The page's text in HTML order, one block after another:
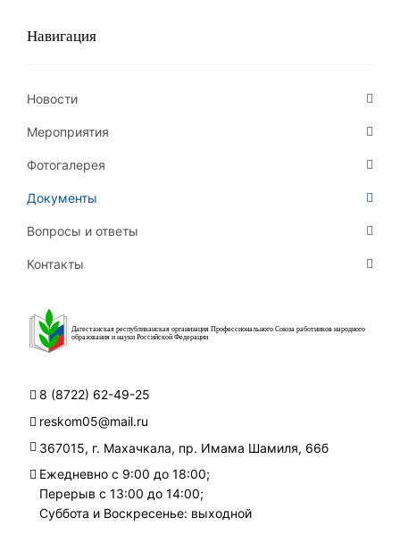
Дагестанская республиканская организация Профессионального Союза работников народного
образования и науки Российской Федерации
8 (8722) 62-49-25
reskom05@mail.ru
367015, г. Махачкала, пр. Имама Шамиля, 66б
Ежедневно с 9:00 до 18:00;
Перерыв с 13:00 до 14:00;
Суббота и Воскресенье: выходной
Навигация
Новости
Мероприятия
Фотогалерея
Документы
Вопросы и ответы
Контакты